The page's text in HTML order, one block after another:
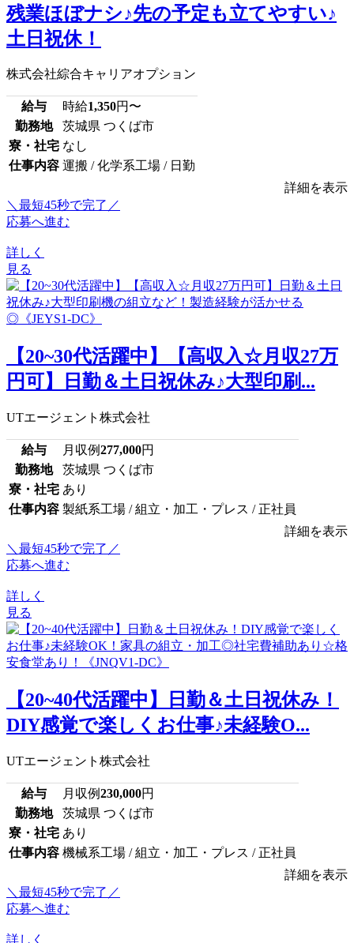
残業ほぼナシ♪先の予定も立てやすい♪
土日祝休！
株式会社綜合キャリアオプション
給与 時給1,350円〜
勤務地
茨城県 つくば市
寮・社宅 なし
仕事内容 運搬 / 化学系工場 / 日勤
詳細を表示
＼最短45秒で完了／
応募へ進む
詳しく
見る
【20~30代活躍中】【高収入☆月収27万
円可】日勤＆土日祝休み♪大型印刷...
UTエージェント株式会社
給与 月収例277,000円
勤務地
茨城県 つくば市
寮・社宅 あり
仕事内容 製紙系工場 / 組立・加工・プレス / 正社員
詳細を表示
＼最短45秒で完了／
応募へ進む
詳しく
見る
【20~40代活躍中】日勤＆土日祝休み！
DIY感覚で楽しくお仕事♪未経験O...
UTエージェント株式会社
給与 月収例230,000円
勤務地
茨城県 つくば市
寮・社宅 あり
仕事内容 機械系工場 / 組立・加工・プレス / 正社員
詳細を表示
＼最短45秒で完了／
応募へ進む
詳しく